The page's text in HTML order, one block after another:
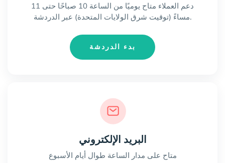
دعم العملاء متاح يوميًا من الساعة 10 صباحًا حتى 11
مساءً (توقيت شرق الولايات المتحدة) عبر الدردشة.
بدء الدردشة
البريد الإلكتروني
متاح على مدار الساعة طوال أيام الأسبوع